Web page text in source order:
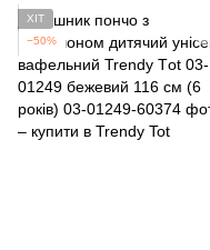
ХІТ
−50%